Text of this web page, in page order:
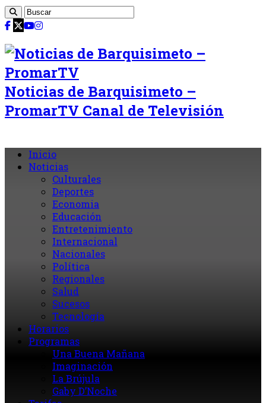
Noticias de Barquisimeto –
PromarTV Canal de Televisión
Inicio
Noticias
Culturales
Deportes
Economia
Educación
Entretenimiento
Internacional
Nacionales
Política
Regionales
Salud
Sucesos
Tecnología
Horarios
Programas
Una Buena Mañana
Imaginación
La Brújula
Gaby D’Noche